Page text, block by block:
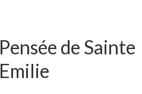
Pensée de Sainte
Emilie